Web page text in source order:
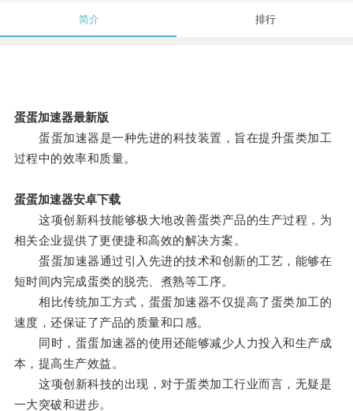
简介 排行
蛋蛋加速器最新版
蛋蛋加速器是一种先进的科技装置，旨在提升蛋类加工
过程中的效率和质量。
蛋蛋加速器安卓下载
这项创新科技能够极大地改善蛋类产品的生产过程，为
相关企业提供了更便捷和高效的解决方案。
蛋蛋加速器通过引入先进的技术和创新的工艺，能够在
短时间内完成蛋类的脱壳、煮熟等工序。
相比传统加工方式，蛋蛋加速器不仅提高了蛋类加工的
速度，还保证了产品的质量和口感。
同时，蛋蛋加速器的使用还能够减少人力投入和生产成
本，提高生产效益。
这项创新科技的出现，对于蛋类加工行业而言，无疑是
一大突破和进步。